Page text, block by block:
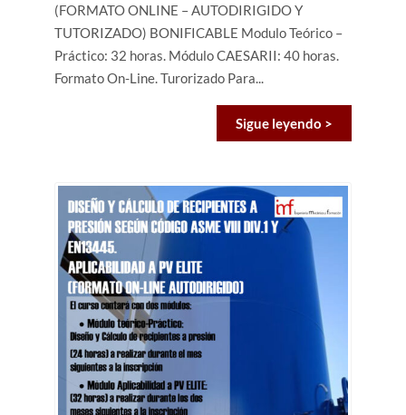
(FORMATO ONLINE – AUTODIRIGIDO Y
TUTORIZADO) BONIFICABLE Modulo Teórico –
Práctico: 32 horas. Módulo CAESARII: 40 horas.
Formato On-Line. Turorizado Para...
Sigue leyendo >